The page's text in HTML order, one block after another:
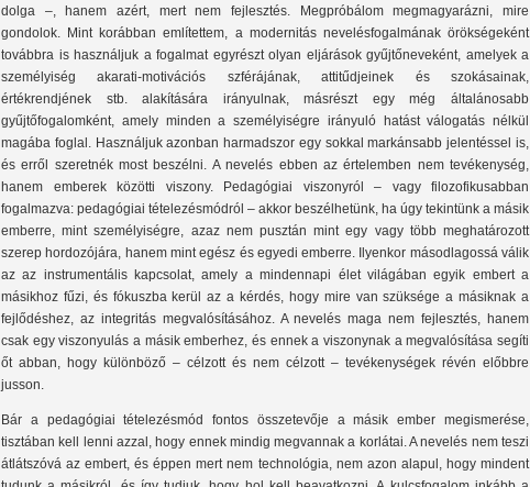
dolga –, hanem azért, mert nem fejlesztés. Megpróbálom megmagyarázni, mire
gondolok. Mint korábban említettem, a modernitás nevelésfogalmának örökségeként
továbbra is használjuk a fogalmat egyrészt olyan eljárások gyűjtőneveként, amelyek a
személyiség akarati-motivációs szférájának, attitűdjeinek és szokásainak,
értékrendjének stb. alakítására irányulnak, másrészt egy még általánosabb
gyűjtőfogalomként, amely minden a személyiségre irányuló hatást válogatás nélkül
magába foglal. Használjuk azonban harmadszor egy sokkal markánsabb jelentéssel is,
és erről szeretnék most beszélni. A nevelés ebben az értelemben nem tevékenység,
hanem emberek közötti viszony. Pedagógiai viszonyról – vagy filozofikusabban
fogalmazva: pedagógiai tételezésmódról – akkor beszélhetünk, ha úgy tekintünk a másik
emberre, mint személyiségre, azaz nem pusztán mint egy vagy több meghatározott
szerep hordozójára, hanem mint egész és egyedi emberre. Ilyenkor másodlagossá válik
az az instrumentális kapcsolat, amely a mindennapi élet világában egyik embert a
másikhoz fűzi, és fókuszba kerül az a kérdés, hogy mire van szüksége a másiknak a
fejlődéshez, az integritás megvalósításához. A nevelés maga nem fejlesztés, hanem
csak egy viszonyulás a másik emberhez, és ennek a viszonynak a megvalósítása segíti
őt abban, hogy különböző – célzott és nem célzott – tevékenységek révén előbbre
jusson.
Bár a pedagógiai tételezésmód fontos összetevője a másik ember megismerése,
tisztában kell lenni azzal, hogy ennek mindig megvannak a korlátai. A nevelés nem teszi
átlátszóvá az embert, és éppen mert nem technológia, nem azon alapul, hogy mindent